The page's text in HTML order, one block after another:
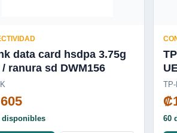
card hsdpa 3.75g
usb / ranura sd DWM156
disponibles 60